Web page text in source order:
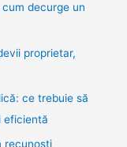
decurge un
proprietar,
ce trebuie să
eficientă
recunoști